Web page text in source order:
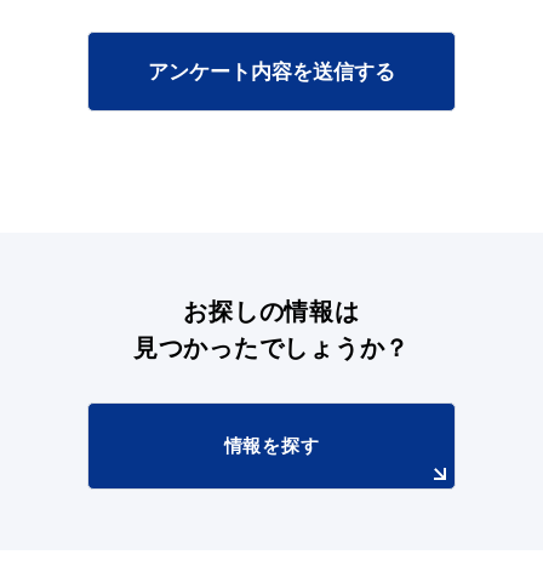
アンケート内容を送信する
お探しの情報は
見つかったでしょうか？
情報を探す